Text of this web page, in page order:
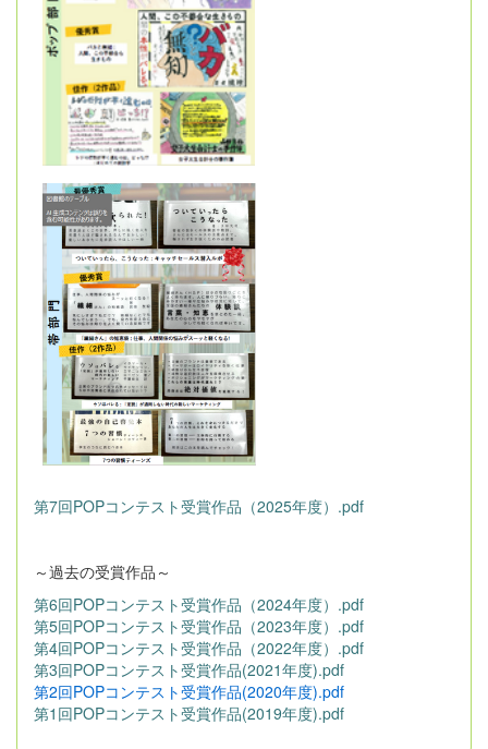
第7回POPコンテスト受賞作品（2025年度）.pdf
～過去の受賞作品～
第6回POPコンテスト受賞作品（2024年度）.pdf
第5回POPコンテスト受賞作品（2023年度）.pdf
第4回POPコンテスト受賞作品（2022年度）.pdf
第3回POPコンテスト受賞作品(2021年度).pdf
第2回POPコンテスト受賞作品(2020年度).pdf
第1回POPコンテスト受賞作品(2019年度).pdf